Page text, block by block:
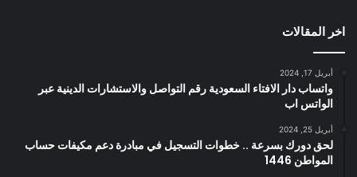
اخر المقالات
أبريل 17, 2024
واتساب دار الافتاء السعودية رقم التواصل والاستشارات الدينية عبر
الواتس اب
أبريل 25, 2024
لحق دورك بسرعة .. خطوات التسجيل في مبادرة دعم مكيفات حساب
المواطن 1446